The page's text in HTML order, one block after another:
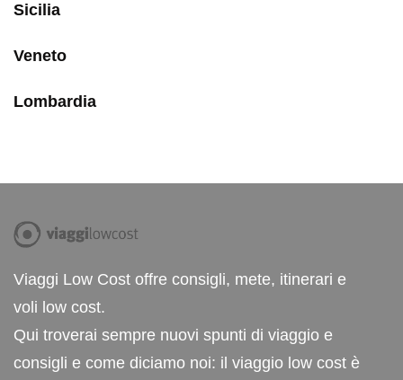
Sicilia
Veneto
Lombardia
Viaggi Low Cost offre consigli, mete, itinerari e
voli low cost.
Qui troverai sempre nuovi spunti di viaggio e
consigli e come diciamo noi: il viaggio low cost è